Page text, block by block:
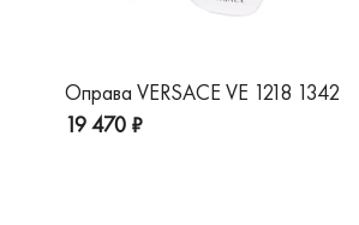
Оправа VERSACE VE 1218 1342
19 470 ₽